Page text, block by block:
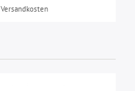
Versandkosten